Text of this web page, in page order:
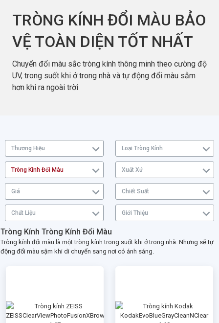
TRÒNG KÍNH ĐỔI MÀU BẢO
VỆ TOÀN DIỆN TỐT NHẤT
Chuyển đổi màu sắc tròng kính thông minh theo cường độ
UV, trong suốt khi ở trong nhà và tự động đổi màu sẫm
hơn khi ra ngoài trời
Thương Hiệu Loại Tròng Kính
Tròng Kính Đổi Màu Xuất Xứ
Giá Chiết Suất
Chất Liệu Giới Thiệu
Tròng Kính Tròng Kính Đổi Màu
Tròng kính đổi màu là một tròng kính trong suốt khi ở trong nhà. Nhưng sẽ tự
động đổi màu sậm khi di chuyển sang nơi có ánh sáng.